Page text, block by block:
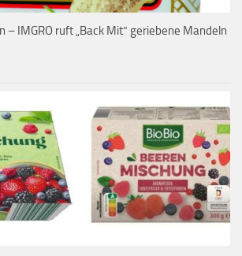
– IMGRO ruft „Back Mit“ geriebene Mandeln